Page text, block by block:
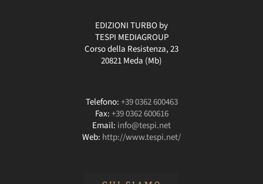
EDIZIONI TURBO by
TESPI MEDIAGROUP
Corso della Resistenza, 23
20821 Meda (Mb)
Telefono:+39 0362 600463
Fax:+39 0362 600616
Email: info@tespi.net
Web: http://www.tespi.net/